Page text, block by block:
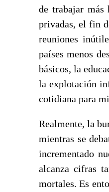
de trabajar más
privadas, el fin
reuniones
países menos
básicos, la
la explotación
cotidiana para
Realmente, la
mientras se
incrementado
alcanza cifras
mortales. Es